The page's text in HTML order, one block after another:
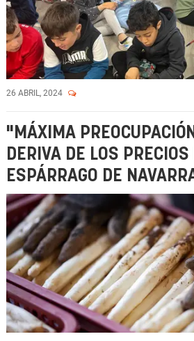
26 ABRIL, 2024
"MÁXIMA
DERIVA DE LOS PRECIOS
ESPÁRRAGO DE